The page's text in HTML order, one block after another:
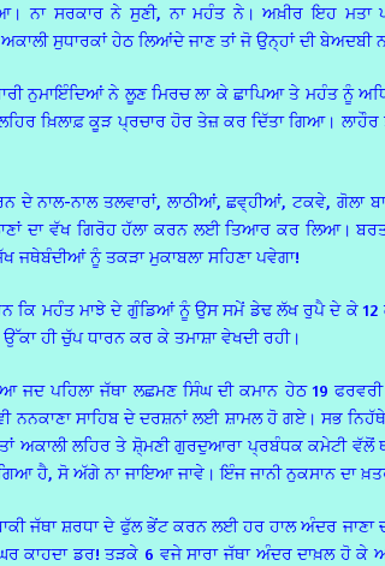
ਨਾ ਸਰਕਾਰ ਨੇ ਸੁਣੀ, ਨਾ ਮਹੰਤ ਨੇ। ਅਖ਼ੀਰ ਇਹ ਮਤਾ
ਸੁਧਾਰਕਾਂ ਹੇਠ ਲਿਆਂਦੇ ਜਾਣ ਤਾਂ ਜੋ ਉਨ੍ਹਾਂ ਦੀ ਬੇਅਦਬੀ
ਨੁਮਾਇੰਦਿਆਂ ਨੇ ਲੂਣ ਮਿਰਚ ਲਾ ਕੇ ਛਾਪਿਆ ਤੇ ਮਹੰਤ ਨੂੰ
ਖ਼ਿਲਾਫ਼ ਕੂੜ ਪ੍ਰਚਾਰ ਹੋਰ ਤੇਜ਼ ਕਰ ਦਿੱਤਾ ਗਿਆ।
ਦੇ ਨਾਲ-ਨਾਲ ਤਲਵਾਰਾਂ, ਲਾਠੀਆਂ, ਛਵ੍ਹੀਆਂ, ਟਕਵੇ, ਗੋਲਾ
ਦਾ ਵੱਖ ਗਿਰੋਹ ਹੱਲਾ ਕਰਨ ਲਈ ਤਿਆਰ ਕਰ ਲਿਆ।
ਜਥੇਬੰਦੀਆਂ ਨੂੰ ਤਕੜਾ ਮੁਕਾਬਲਾ ਸਹਿਣਾ ਪਵੇਗਾ!
ਕਿ ਮਹੰਤ ਮਾਝੇ ਦੇ ਗੁੰਡਿਆਂ ਨੂੰ ਉਸ ਸਮੇਂ ਡੇਢ ਲੱਖ ਰੁਪੈ ਦੇ ਕੇ 12
ਹੀ ਚੁੱਪ ਧਾਰਨ ਕਰ ਕੇ ਤਮਾਸ਼ਾ ਵੇਖਦੀ ਰਹੀ।
ਪਹਿਲਾ ਜੱਥਾ ਲਛਮਣ ਸਿੰਘ ਦੀ ਕਮਾਨ ਹੇਠ 19 ਫਰਵਰੀ
ਨਨਕਾਣਾ ਸਾਹਿਬ ਦੇ ਦਰਸ਼ਨਾਂ ਲਈ ਸ਼ਾਮਲ ਹੋ ਗਏ। ਸਭ
ਅਕਾਲੀ ਲਹਿਰ ਤੇ ਸ਼ੋ੍ਮਣੀ ਗੁਰਦੁਆਰਾ ਪ੍ਰਬੰਧਕ ਕਮੇਟੀ ਵੱਲੋਂ
ਹੈ, ਸੋ ਅੱਗੇ ਨਾ ਜਾਇਆ ਜਾਵੇ। ਇੰਜ ਜਾਨੀ ਨੁਕਸਾਨ ਦਾ
ਜੱਥਾ ਸ਼ਰਧਾ ਦੇ ਫੁੱਲ ਭੇਂਟ ਕਰਨ ਲਈ ਹਰ ਹਾਲ ਅੰਦਰ ਜਾਣਾ
ਘਰ ਕਾਹਦਾ ਡਰ! ਤੜਕੇ 6 ਵਜੇ ਸਾਰਾ ਜੱਥਾ ਅੰਦਰ ਦਾਖ਼ਲ ਹੋ